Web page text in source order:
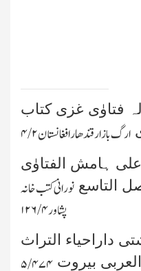
فتاوٰی غزی کتاب
ارگ بازار قندھار افغانستان۲ /۴
علی ہامش الفتاوٰی
التاسع نورانی کتب خانہ
پشاور۴ /۱۲۶
داراحیاء التراث
العربی بیروت ۵/۴۷۴